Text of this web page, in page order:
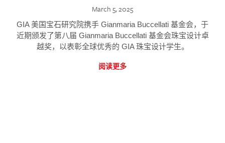
March 5, 2025
GIA 美国宝石研究院携手 Gianmaria Buccellati 基金会，于
近期颁发了第八届 Gianmaria Buccellati 基金会珠宝设计卓
越奖，以表彰全球优秀的 GIA 珠宝设计学生。
阅读更多